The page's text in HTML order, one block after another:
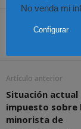
Artículo anterior
Situación actual
impuesto sobre
minorista de
No venda mi
Configurar